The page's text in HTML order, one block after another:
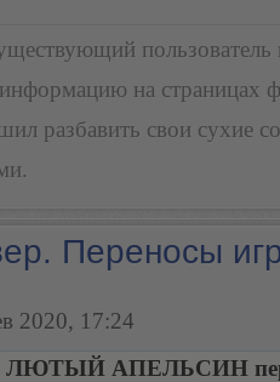
пользователь
на страницах
разбавить свои сухие
Переносы
2020, 17:24
АПЕЛЬСИН